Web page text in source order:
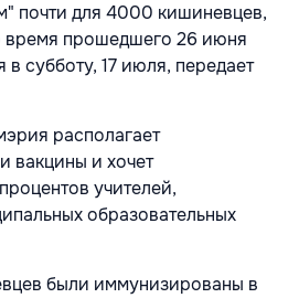
почти для 4000 кишиневцев,
время прошедшего 26 июня
субботу, 17 июля, передает
располагает
вакцины и хочет
учителей,
образовательных
были иммунизированы в